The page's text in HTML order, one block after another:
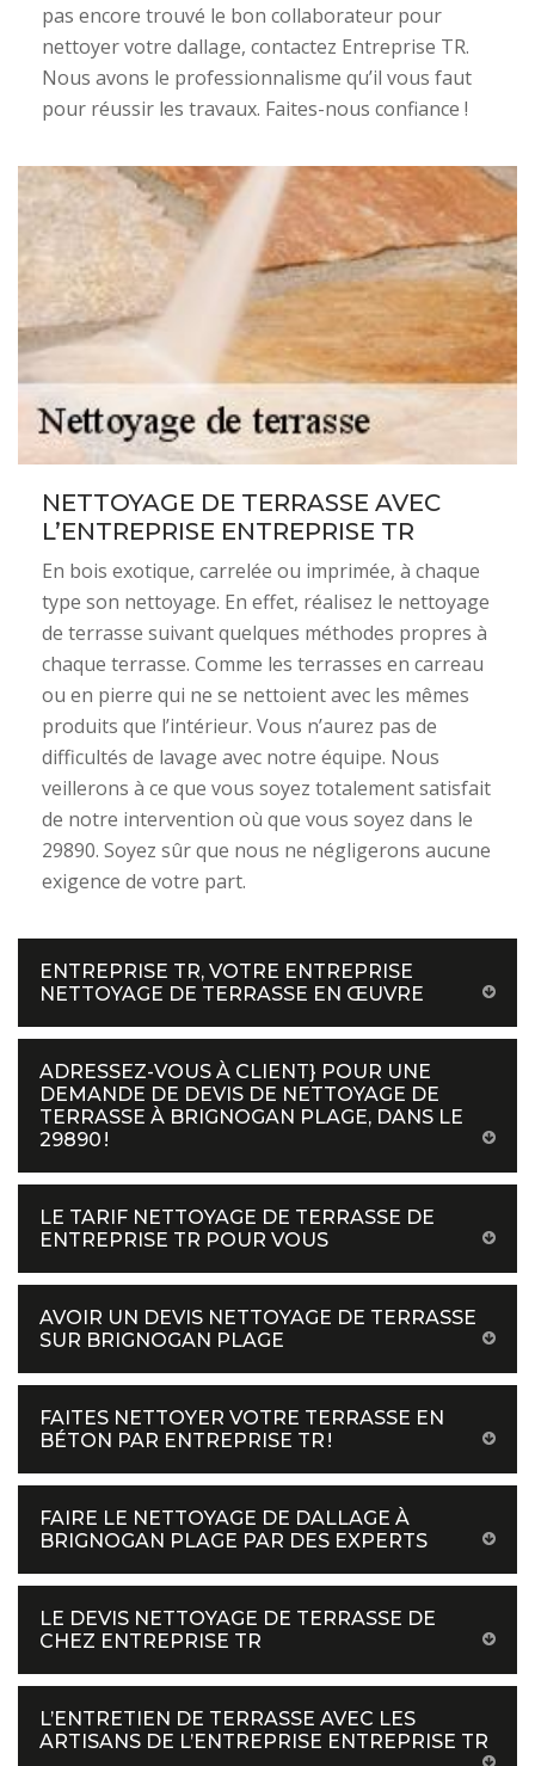
pas encore trouvé le bon collaborateur pour
nettoyer votre dallage, contactez Entreprise TR.
Nous avons le professionnalisme qu’il vous faut
pour réussir les travaux. Faites-nous confiance !
NETTOYAGE DE TERRASSE AVEC
L’ENTREPRISE ENTREPRISE TR
En bois exotique, carrelée ou imprimée, à chaque
type son nettoyage. En effet, réalisez le nettoyage
de terrasse suivant quelques méthodes propres à
chaque terrasse. Comme les terrasses en carreau
ou en pierre qui ne se nettoient avec les mêmes
produits que l’intérieur. Vous n’aurez pas de
difficultés de lavage avec notre équipe. Nous
veillerons à ce que vous soyez totalement satisfait
de notre intervention où que vous soyez dans le
29890. Soyez sûr que nous ne négligerons aucune
exigence de votre part.
ENTREPRISE TR, VOTRE ENTREPRISE
NETTOYAGE DE TERRASSE EN ŒUVRE
ADRESSEZ-VOUS À CLIENT} POUR UNE
DEMANDE DE DEVIS DE NETTOYAGE DE
TERRASSE À BRIGNOGAN PLAGE, DANS LE
29890 !
LE TARIF NETTOYAGE DE TERRASSE DE
ENTREPRISE TR POUR VOUS
AVOIR UN DEVIS NETTOYAGE DE TERRASSE
SUR BRIGNOGAN PLAGE
FAITES NETTOYER VOTRE TERRASSE EN
BÉTON PAR ENTREPRISE TR !
FAIRE LE NETTOYAGE DE DALLAGE À
BRIGNOGAN PLAGE PAR DES EXPERTS
LE DEVIS NETTOYAGE DE TERRASSE DE
CHEZ ENTREPRISE TR
L’ENTRETIEN DE TERRASSE AVEC LES
ARTISANS DE L’ENTREPRISE ENTREPRISE TR